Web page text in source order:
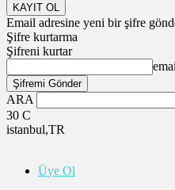
Email adresine yeni bir şifre
Şifre kurtarma
Şifreni kurtar
ARA
30 C
istanbul,TR
Üye Ol